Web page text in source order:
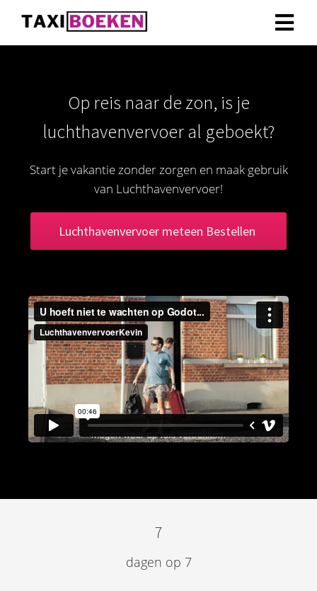
Op reis naar de zon, is je
luchthavenvervoer al geboekt?
Start je vakantie zonder zorgen en maak gebruik
van Luchthavenvervoer!
Luchthavenvervoer meteen Bestellen
7
dagen op 7